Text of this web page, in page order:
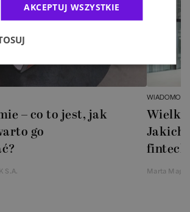
– co to jest, jak
go
S.A.
Jakich
Marta
AKCEPTUJ WSZYSTKIE